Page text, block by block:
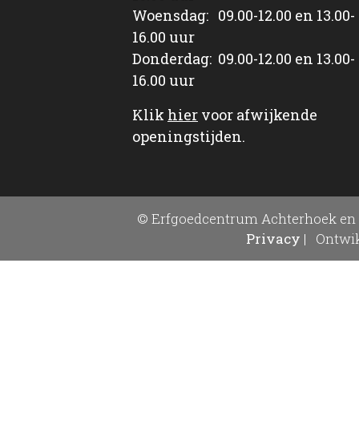
Woensdag: 09.00-12.00 en 13.00-
16.00 uur
Donderdag: 09.00-12.00 en 13.00-
16.00 uur
Klik hier voor afwijkende
openingstijden.
© Erfgoedcentrum Achterhoek en
Privacy |